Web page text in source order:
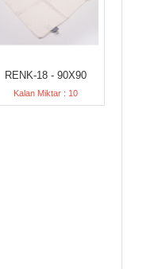
RENK-18 - 90X90
Kalan Miktar : 10